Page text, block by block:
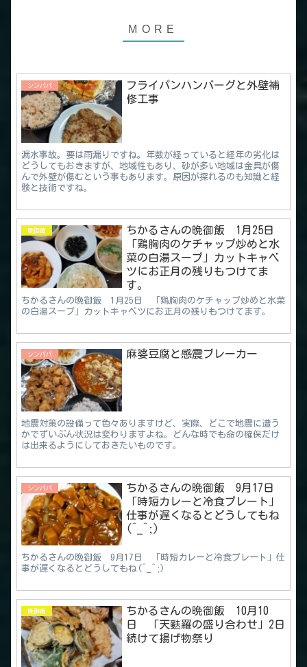
シンパパ
フライパンハンバーグと外壁補
修工事
漏水事故。要は雨漏りですね。年数が経っていると経年の劣化は
どうしてもおきますが、地域性もあり、砂が多い地域は金具が傷
んで外壁が傷むという事もあります。原因が探れるのも知識と経
験と技術ですね。
晩御飯
ちかるさんの晩御飯 1月25日
「鶏胸肉のケチャップ炒めと水
菜の白湯スープ」カットキャベ
ツにお正月の残りもつけてま
す。
ちかるさんの晩御飯 1月25日 「鶏胸肉のケチャップ炒めと水菜
の白湯スープ」カットキャベツにお正月の残りもつけてます。
シンパパ 麻婆豆腐と感震ブレーカー
地震対策の設備って色々ありますけど、実際、どこで地震に遭う
かでずいぶん状況は変わりますよね。どんな時でも命の確保だけ
は出来るようにしておきたいものです。
シンパパ
ちかるさんの晩御飯 9月17日
「時短カレーと冷食プレート」
仕事が遅くなるとどうしてもね
(^_^;)
ちかるさんの晩御飯 9月17日 「時短カレーと冷食プレート」仕
事が遅くなるとどうしてもね(^_^;)
晩御飯
ちかるさんの晩御飯 10月10
日 「天麩羅の盛り合わせ」2日
続けて揚げ物祭り